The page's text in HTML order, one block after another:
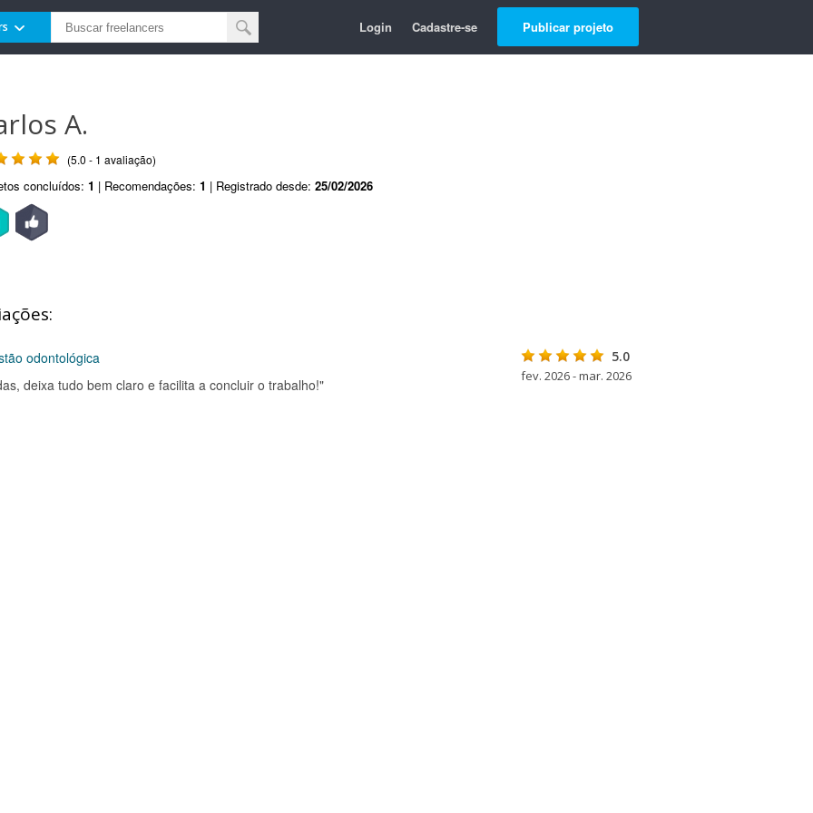
Login Cadastre-se Publicar projeto
A.
(5.0 - 1 avaliação)
concluídos: 1 | Recomendações: 1 | Registrado desde: 25/02/2026
odontológica
deixa tudo bem claro e facilita a concluir o trabalho!"
5.0
fev. 2026 - mar. 2026